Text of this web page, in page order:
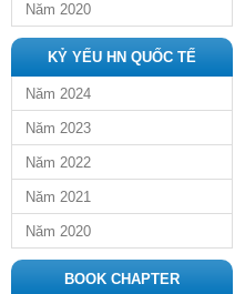
Năm 2020
KỶ YẾU HN QUỐC TẾ
Năm 2024
Năm 2023
Năm 2022
Năm 2021
Năm 2020
BOOK CHAPTER